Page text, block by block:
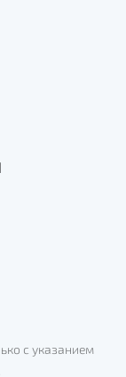
с указанием